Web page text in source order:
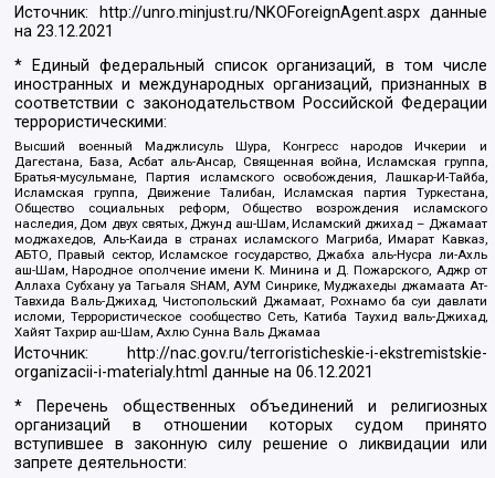
Источник: http://unro.minjust.ru/NKOForeignAgent.aspxданные
на23.12.2021
* Единый федеральный список организаций, в том числе
иностранных и международных организаций, признанных в
соответствии с законодательством Российской Федерации
террористическими:
Высший военный Маджлисуль Шура, Конгресс народов Ичкерии и
Дагестана, База, Асбат аль-Ансар, Священная война, Исламская группа,
Братья-мусульмане, Партия исламского освобождения, Лашкар-И-Тайба,
Исламская группа, Движение Талибан, Исламская партия Туркестана,
Общество социальных реформ, Общество возрождения исламского
наследия, Дом двух святых, Джунд аш-Шам, Исламский джихад – Джамаат
моджахедов, Аль-Каида в странах исламского Магриба, Имарат Кавказ,
АБТО, Правый сектор, Исламское государство, Джабха аль-Нусра ли-Ахль
аш-Шам, Народное ополчение имени К. Минина и Д. Пожарского, Аджр от
Аллаха Субхану уа Тагьаля SHAM, АУМ Синрике, Муджахеды джамаата Ат-
Тавхида Валь-Джихад, Чистопольский Джамаат, Рохнамо ба суи давлати
исломи, Террористическое сообщество Сеть, Катиба Таухид валь-Джихад,
Хайят Тахрир аш-Шам, Ахлю Сунна Валь Джамаа
Источник:
http://nac.gov.ru/terroristicheskie-i-ekstremistskie-
organizacii-i-materialy.html данные на06.12.2021
* Перечень общественных объединений и религиозных
организаций в отношении которых судом принято
вступившее в законную силу решение о ликвидации или
запрете деятельности: